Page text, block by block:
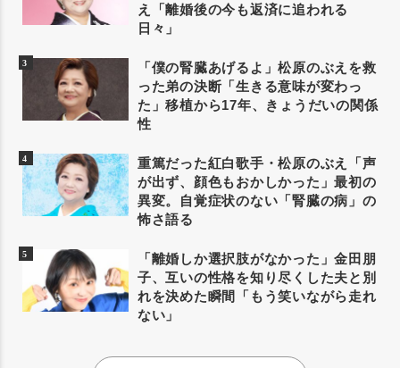
え「離婚後の今も返済に追われる
日々」
「僕の腎臓あげるよ」松原のぶえを救
った弟の決断「生きる意味が変わっ
た」移植から17年、きょうだいの関係
性
重篤だった紅白歌手・松原のぶえ「声
が出ず、顔色もおかしかった」最初の
異変。自覚症状のない「腎臓の病」の
怖さ語る
「離婚しか選択肢がなかった」金田朋
子、互いの性格を知り尽くした夫と別
れを決めた瞬間「もう笑いながら走れ
ない」